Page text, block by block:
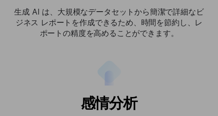
生成 AI は、大規模なデータセットから簡潔で詳細なビ
ジネス レポートを作成できるため、時間を節約し、レ
ポートの精度を高めることができます。
感情分析